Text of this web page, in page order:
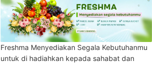
Freshma Menyediakan Segala Kebutuhanmu
untuk di hadiahkan kepada sahabat dan